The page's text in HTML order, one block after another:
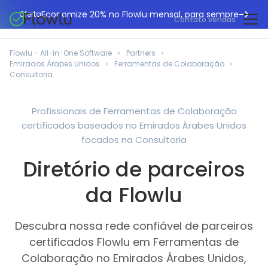
OfertaEconomize 20% no Flowlu mensal, para sempre
Contato vendas
Gestão de projetos
Gestor de tarefas
Faturação online
Automação do fluxo de trabalho
Gestão financeira
Projetos ágeis
Base de conhecimento
Agências de marketing
Construção civil
Consultores de negócios
Profissionais jurídicos
Instituições educacionais
Empresas de fabrico
Planeadores de eventos
Central de ajuda
Blogue Flowlu
Estudos de caso
Guias
Ferramentas gratuitas
English
Español
Flowlu - All-in-One Software
Partners
Emirados Árabes Unidos
Ferramentas de Colaboração
Consultoria
Profissionais de Ferramentas de Colaboração
certificados baseados no Emirados Árabes Unidos
focados na Consultoria
Diretório de parceiros
da Flowlu
Descubra nossa rede confiável de parceiros
certificados Flowlu em Ferramentas de
Colaboração no Emirados Árabes Unidos,